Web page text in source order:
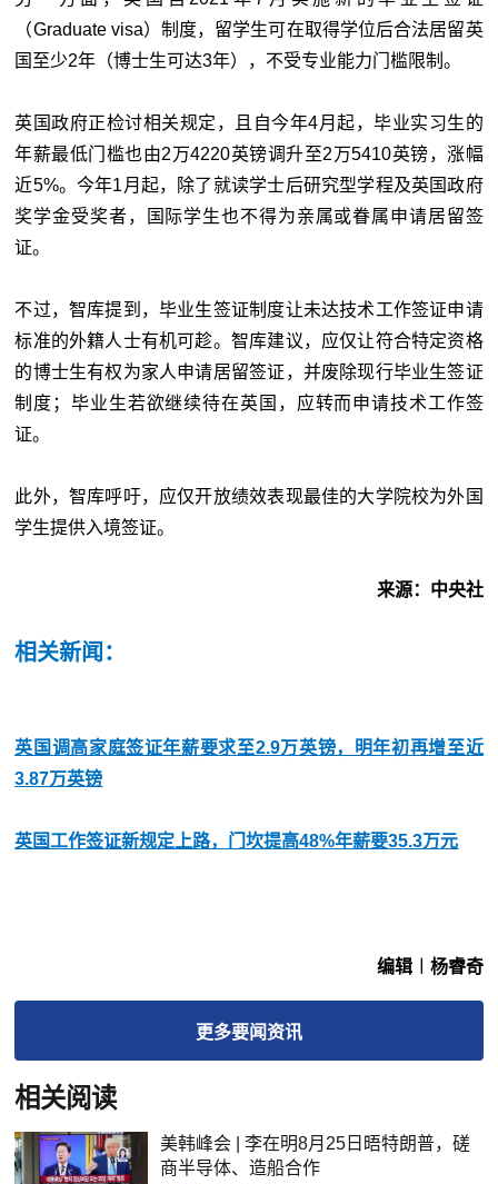
（Graduate visa）制度，留学生可在取得学位后合法居留英
国至少2年（博士生可达3年），不受专业能力门槛限制。
英国政府正检讨相关规定，且自今年4月起，毕业实习生的
年薪最低门槛也由2万4220英镑调升至2万5410英镑，涨幅
近5%。今年1月起，除了就读学士后研究型学程及英国政府
奖学金受奖者，国际学生也不得为亲属或眷属申请居留签
证。
不过，智库提到，毕业生签证制度让未达技术工作签证申请
标准的外籍人士有机可趁。智库建议，应仅让符合特定资格
的博士生有权为家人申请居留签证，并废除现行毕业生签证
制度；毕业生若欲继续待在英国，应转而申请技术工作签
证。
此外，智库呼吁，应仅开放绩效表现最佳的大学院校为外国
学生提供入境签证。
来源：中央社
相关新闻：
英国调高家庭签证年薪要求至2.9万英镑，明年初再增至近
3.87万英镑
英国工作签证新规定上路，门坎提高48%年薪要35.3万元
编辑︱杨睿奇
更多要闻资讯
相关阅读
美韩峰会 | 李在明8月25日晤特朗普，磋
商半导体、造船合作